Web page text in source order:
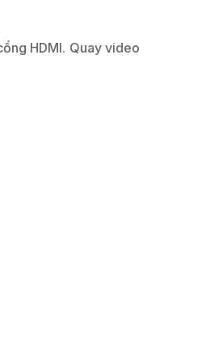
HDMI. Quay video